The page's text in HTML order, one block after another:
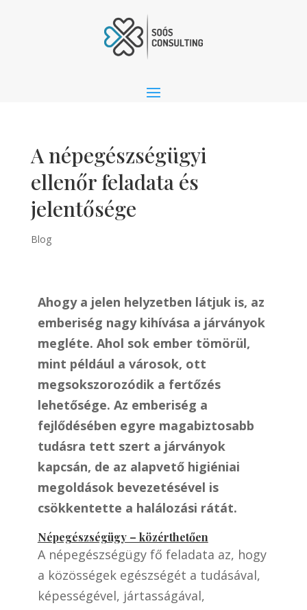
A népegészségügyi
ellenőr feladata és
jelentősége
Blog
Ahogy a jelen helyzetben látjuk is, az
emberiség nagy kihívása a járványok
megléte. Ahol sok ember tömörül,
mint például a városok, ott
megsokszorozódik a fertőzés
lehetősége. Az emberiség a
fejlődésében egyre magabiztosabb
tudásra tett szert a járványok
kapcsán, de az alapvető higiéniai
megoldások bevezetésével is
csökkentette a halálozási rátát.
Népegészségügy – közérthetően
A népegészségügy fő feladata az, hogy
a közösségek egészségét a tudásával,
képességével, jártasságával,